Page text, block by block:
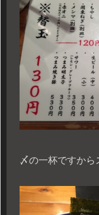
〆の一杯ですから